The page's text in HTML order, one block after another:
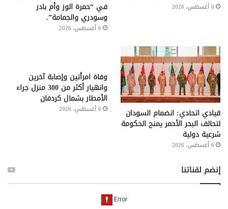
6 أغسطس، 2026 في “حمرة الوز وأم بادر
وسودري والجمامة”.
6 أغسطس، 2026
قيادي اتحادي: انضمام السودان
لتحالف البحر الأحمر يمنح الحكومة
شرعية دولية
6 أغسطس، 2026
وفاة امرأتين وإصابة آخرين
وانهيار أكثر من 300 منزل جراء
الأمطار بشمال كردفان
6 أغسطس، 2026
إنضم لقناتنا